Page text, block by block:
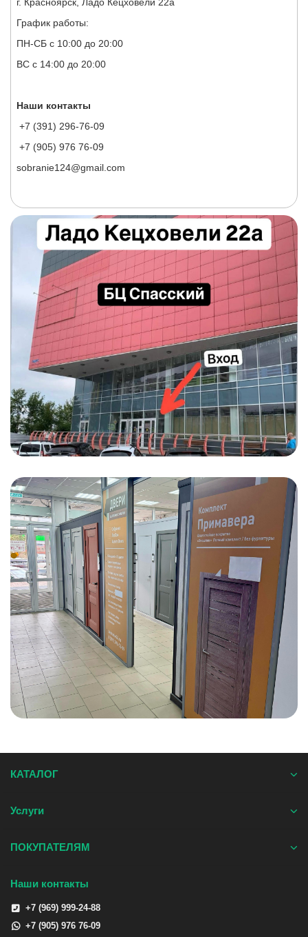
График работы:
ПН-СБ с 10:00 до 20:00
ВС с 14:00 до 20:00
Наши контакты
+7 (391) 296-76-09
+7 (905) 976 76-09
sobranie124@gmail.com
КАТАЛОГ
Услуги
ПОКУПАТЕЛЯМ
Наши контакты
+7 (969) 999-24-88
+7 (905) 976 76-09